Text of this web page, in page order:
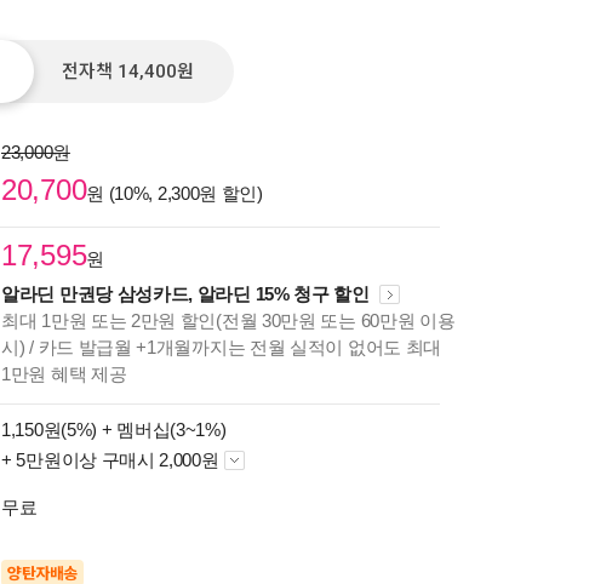
전자책 14,400원
23,000원
20,700원 (10%, 2,300원 할인)
17,595원
알라딘 만권당 삼성카드, 알라딘 15% 청구 할인
최대 1만원 또는 2만원 할인(전월 30만원 또는 60만원 이용
시) / 카드 발급월 +1개월까지는 전월 실적이 없어도 최대
1만원 혜택 제공
1,150원(5%) + 멤버십(3~1%)
+ 5만원이상 구매시 2,000원
무료
양탄자배송